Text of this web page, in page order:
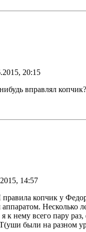
20:15
вправлял
14:57
копчик у
Несколько
к нему всего пару
были на разном